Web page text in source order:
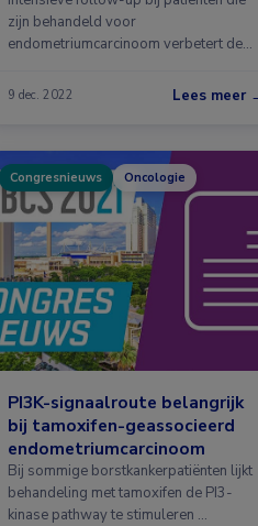
zijn behandeld voor
endometriumcarcinoom verbetert de
9 dec. 2022 Lees meer
Congresnieuws Oncologie
PI3K-signaalroute belangrijk
bij tamoxifen-geassocieerd
endometriumcarcinoom
Bij sommige borstkankerpatiënten lijkt
behandeling met tamoxifen de PI3-
kinase pathway te stimuleren …